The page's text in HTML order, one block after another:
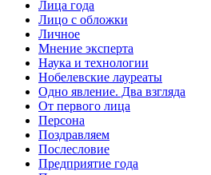
Лица года
Лицо с обложки
Личное
Мнение эксперта
Наука и технологии
Нобелевские лауреаты
Одно явление. Два взгляда
От первого лица
Персона
Поздравляем
Послесловие
Предприятие года